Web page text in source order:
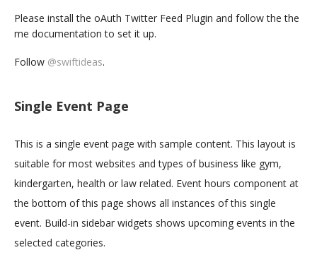
Please install the oAuth Twitter Feed Plugin and follow the the
me documentation to set it up.
Follow @swiftideas.
Single Event Page
This is a single event page with sample content. This layout is
suitable for most websites and types of business like gym,
kindergarten, health or law related. Event hours component at
the bottom of this page shows all instances of this single
event. Build-in sidebar widgets shows upcoming events in the
selected categories.